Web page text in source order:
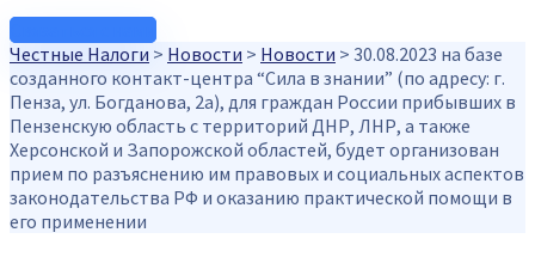
Честные Налоги > Новости > Новости > 30.08.2023 на базе
созданного контакт-центра “Сила в знании” (по адресу: г.
Пенза, ул. Богданова, 2а), для граждан России прибывших в
Пензенскую область с территорий ДНР, ЛНР, а также
Херсонской и Запорожской областей, будет организован
прием по разъяснению им правовых и социальных аспектов
законодательства РФ и оказанию практической помощи в
его применении